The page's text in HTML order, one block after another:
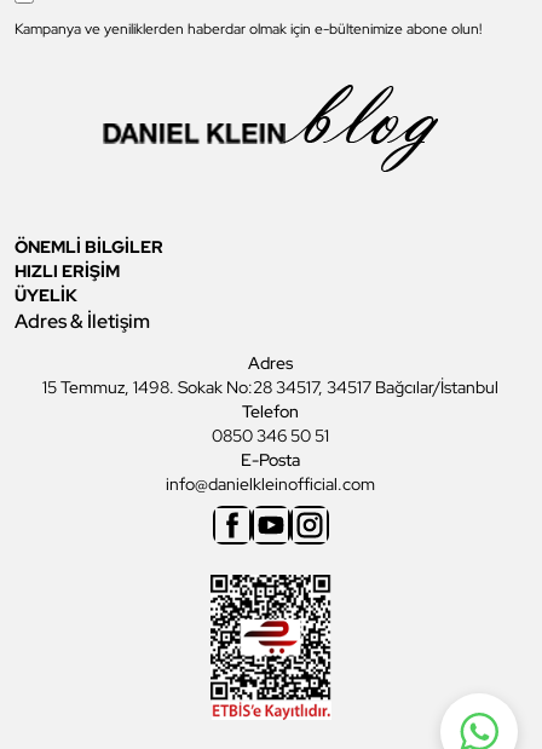
Kampanya ve yeniliklerden haberdar olmak için e-bültenimize abone olun!
ÖNEMLİ BİLGİLER
HIZLI ERİŞİM
ÜYELİK
Adres & İletişim
Adres
15 Temmuz, 1498. Sokak No:28 34517, 34517 Bağcılar/İstanbul
Telefon
0850 346 50 51
E-Posta
info@danielkleinofficial.com
Facebook
YoutubeInstagram